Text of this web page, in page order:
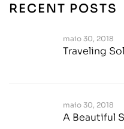
RECENT POSTS
maio 30, 2018
Traveling
maio 30, 2018
A Beautiful